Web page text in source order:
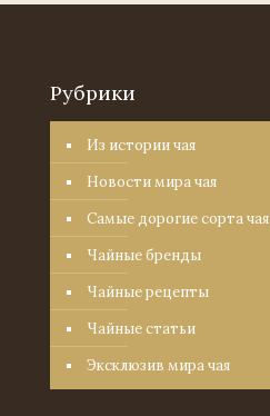
Рубрики
Из истории чая
Новости мира чая
Самые дорогие сорта чая
Чайные бренды
Чайные рецепты
Чайные статьи
Эксклюзив мира чая